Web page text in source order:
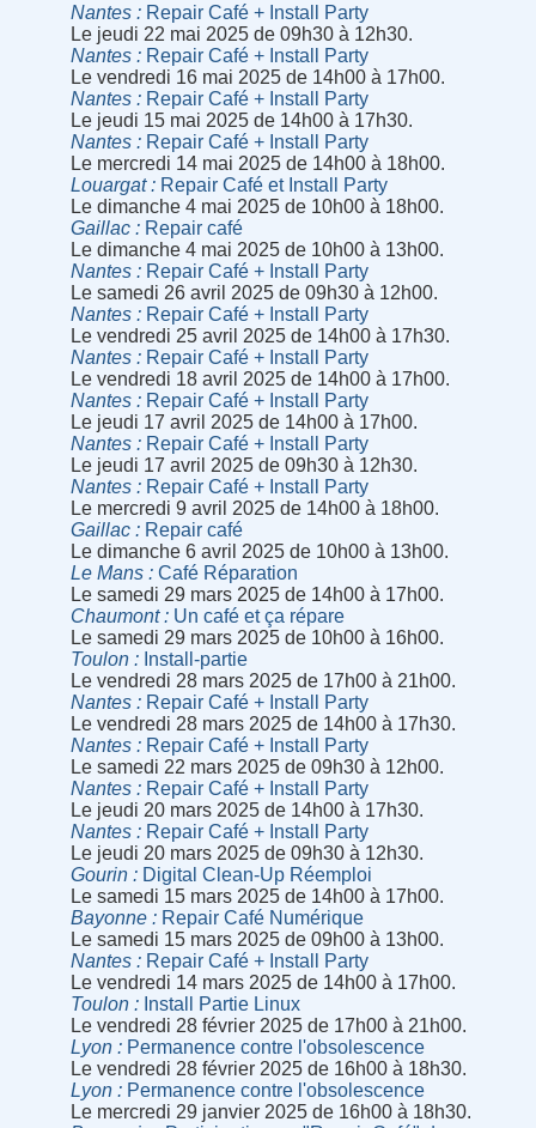
Nantes
Repair Café + Install Party
Le jeudi 22 mai 2025 de 09h30 à 12h30.
Nantes
Repair Café + Install Party
Le vendredi 16 mai 2025 de 14h00 à 17h00.
Nantes
Repair Café + Install Party
Le jeudi 15 mai 2025 de 14h00 à 17h30.
Nantes
Repair Café + Install Party
Le mercredi 14 mai 2025 de 14h00 à 18h00.
Louargat
Repair Café et Install Party
Le dimanche 4 mai 2025 de 10h00 à 18h00.
Gaillac
Repair café
Le dimanche 4 mai 2025 de 10h00 à 13h00.
Nantes
Repair Café + Install Party
Le samedi 26 avril 2025 de 09h30 à 12h00.
Nantes
Repair Café + Install Party
Le vendredi 25 avril 2025 de 14h00 à 17h30.
Nantes
Repair Café + Install Party
Le vendredi 18 avril 2025 de 14h00 à 17h00.
Nantes
Repair Café + Install Party
Le jeudi 17 avril 2025 de 14h00 à 17h00.
Nantes
Repair Café + Install Party
Le jeudi 17 avril 2025 de 09h30 à 12h30.
Nantes
Repair Café + Install Party
Le mercredi 9 avril 2025 de 14h00 à 18h00.
Gaillac
Repair café
Le dimanche 6 avril 2025 de 10h00 à 13h00.
Le Mans
Café Réparation
Le samedi 29 mars 2025 de 14h00 à 17h00.
Chaumont
Un café et ça répare
Le samedi 29 mars 2025 de 10h00 à 16h00.
Toulon
Install-partie
Le vendredi 28 mars 2025 de 17h00 à 21h00.
Nantes
Repair Café + Install Party
Le vendredi 28 mars 2025 de 14h00 à 17h30.
Nantes
Repair Café + Install Party
Le samedi 22 mars 2025 de 09h30 à 12h00.
Nantes
Repair Café + Install Party
Le jeudi 20 mars 2025 de 14h00 à 17h30.
Nantes
Repair Café + Install Party
Le jeudi 20 mars 2025 de 09h30 à 12h30.
Gourin
Digital Clean-Up Réemploi
Le samedi 15 mars 2025 de 14h00 à 17h00.
Bayonne
Repair Café Numérique
Le samedi 15 mars 2025 de 09h00 à 13h00.
Nantes
Repair Café + Install Party
Le vendredi 14 mars 2025 de 14h00 à 17h00.
Toulon
Install Partie Linux
Le vendredi 28 février 2025 de 17h00 à 21h00.
Lyon
Permanence contre l'obsolescence
Le vendredi 28 février 2025 de 16h00 à 18h30.
Lyon
Permanence contre l'obsolescence
Le mercredi 29 janvier 2025 de 16h00 à 18h30.